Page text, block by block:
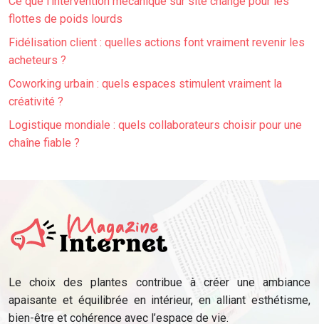
flottes de poids lourds
Fidélisation client : quelles actions font vraiment revenir les
acheteurs ?
Coworking urbain : quels espaces stimulent vraiment la
créativité ?
Logistique mondiale : quels collaborateurs choisir pour une
chaîne fiable ?
Le choix des plantes contribue à créer une ambiance
apaisante et équilibrée en intérieur, en alliant esthétisme,
bien-être et cohérence avec l’espace de vie.